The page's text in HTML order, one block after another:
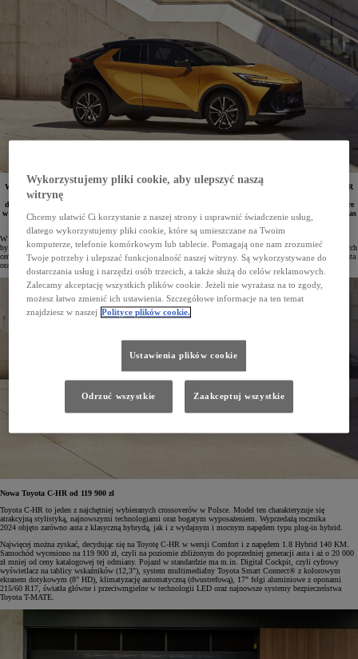
W salonach Toyoty rozpoczęła się wyprzedaż bestsellerów z 2024 roku produkcji. Nowa Toyota C-HR
jest teraz dostępna od 119 900 zł, a Yaris – od 79 900 zł. Corollę Sedan można nabyć z rabatem
do 17 000 zł. Promocyjna oferta obejmuje również zabezpieczenie antykradzieżowe Meta System, które
w przypadku wybranych modeli można dokupić za 1 zł. Niewątpliwym atutem jest również krótki czas
oczekiwania na zamówione auto.
W salonach Toyoty w Polsce trwa wyprzedaż samochodów z 2024 roku produkcji. To doskonała możliwość,
by zmienić samochód na nowy jeszcze przed końcem roku, korzystając z wysokich rabatów. Auta w obniżonych
cenach są dostępne od ręki. Przygotowano także bardzo atrakcyjne i elastyczne formy finansowania zakupu auta
oraz promocyjne ceny na akcesoria dodatkowe, w tym na zabezpieczenia antykradzieżowa.
Nowa Toyota C-HR od 119 900 zł
Toyota C-HR to jeden z najchętniej wybieranych crossoverów w Polsce. Model ten charakteryzuje się
atrakcyjną stylistyką, najnowszymi technologiami oraz bogatym wyposażeniem. Wyprzedażą rocznika
2024 objęto zarówno auta z klasyczną hybrydą, jak i z wydajnym i mocnym napędem typu plug-in hybrid.
Najwięcej można zyskać, decydując się na Toyotę C-HR w wersji Comfort i z napędem 1.8 Hybrid 140 KM.
Samochód wyceniono na 119 900 zł, czyli na poziomie zbliżonym do poprzedniej generacji auta i aż o 20 000
zł mniej od ceny katalogowej tej odmiany. Pojazd w standardzie ma m.in. Digital Cockpit, czyli cyfrowy
wyświetlacz na tablicy wskaźników (12,3"), system multimedialny Toyota Smart Connect® z kolorowym
ekranem dotykowym (8" HD), klimatyzację automatyczną (dwustrefową), 17" felgi aluminiowe z oponami
215/60 R17, światła główne i przeciwmgielne w technologii LED oraz najnowsze systemy bezpieczeństwa
Toyota T-MATE.
Wykorzystujemy pliki cookie, aby ulepszyć naszą
witrynę
Chcemy ułatwić Ci korzystanie z naszej strony i usprawnić świadczenie usług,
dlatego wykorzystujemy pliki cookie, które są umieszczane na Twoim
komputerze, telefonie komórkowym lub tablecie. Pomagają one nam zrozumieć
Twoje potrzeby i ulepszać funkcjonalność naszej witryny. Są wykorzystywane do
dostarczania usług i narzędzi osób trzecich, a także służą do celów reklamowych.
Zalecamy akceptację wszystkich plików cookie. Jeżeli nie wyrażasz na to zgody,
możesz łatwo zmienić ich ustawienia. Szczegółowe informacje na ten temat
znajdziesz w naszej Polityce plików cookie.
Ustawienia plików cookie
Odrzuć wszystkie Zaakceptuj wszystkie